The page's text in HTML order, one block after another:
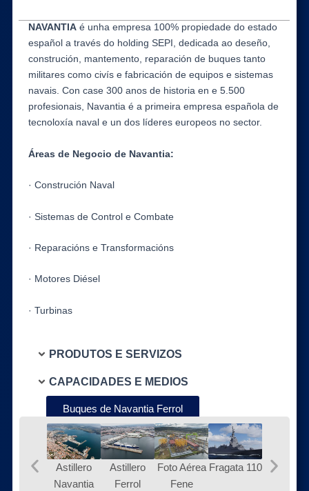
NAVANTIA é unha empresa 100% propiedade do estado
español a través do holding SEPI, dedicada ao deseño,
construción, mantemento, reparación de buques tanto
militares como civís e fabricación de equipos e sistemas
navais. Con case 300 anos de historia en e 5.500
profesionais, Navantia é a primeira empresa española de
tecnoloxía naval e un dos líderes europeos no sector.
Áreas de Negocio de Navantia:
· Construción Naval
· Sistemas de Control e Combate
· Reparacións e Transformacións
· Motores Diésel
· Turbinas
PRODUTOS E SERVIZOS
CAPACIDADES E MEDIOS
Buques de Navantia Ferrol
Astillero
Navantia
Astillero
Ferrol
Foto Aérea
Fene
Fragata 110
Adelaide